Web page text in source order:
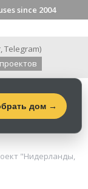
since 2004
,Telegram)
дом →
"Нидерланды,